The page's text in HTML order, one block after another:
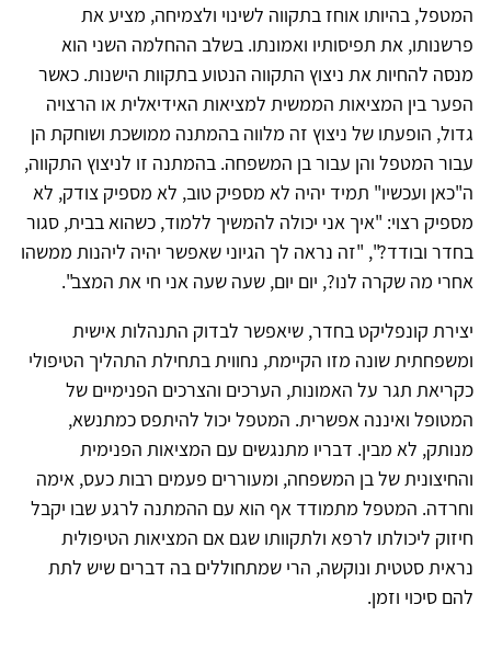
המטפל, בהיותו אוחז בתקווה לשינוי ולצמיחה, מציע את
פרשנותו, את תפיסותיו ואמונתו. בשלב ההחלמה השני הוא
מנסה להחיות את ניצוץ התקווה הנטוע בתקוות הישנות. כאשר
הפער בין המציאות הממשית למציאות האידיאלית או הרצויה
גדול, הופעתו של ניצוץ זה מלווה בהמתנה ממושכת ושוחקת הן
עבור המטפל והן עבור בן המשפחה. בהמתנה זו לניצוץ התקווה,
ה"כאן ועכשיו" תמיד יהיה לא מספיק טוב, לא מספיק צודק, לא
מספיק רצוי: "איך אני יכולה להמשיך ללמוד, כשהוא בבית, סגור
בחדר ובודד?", "זה נראה לך הגיוני שאפשר יהיה ליהנות ממשהו
אחרי מה שקרה לנו?, יום יום, שעה שעה אני חי את המצב".
יצירת קונפליקט בחדר, שיאפשר לבדוק התנהלות אישית
ומשפחתית שונה מזו הקיימת, נחווית בתחילת התהליך הטיפולי
כקריאת תגר על האמונות, הערכים והצרכים הפנימיים של
המטופל ואיננה אפשרית. המטפל יכול להיתפס כמתנשא,
מנותק, לא מבין. דבריו מתנגשים עם המציאות הפנימית
והחיצונית של בן המשפחה, ומעוררים פעמים רבות כעס, אימה
וחרדה. המטפל מתמודד אף הוא עם ההמתנה לרגע שבו יקבל
חיזוק ליכולתו לרפא ולתקוותו שגם אם המציאות הטיפולית
נראית סטטית ונוקשה, הרי שמתחוללים בה דברים שיש לתת
להם סיכוי וזמן.